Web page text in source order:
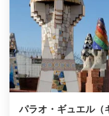
パラオ・ギュエル（